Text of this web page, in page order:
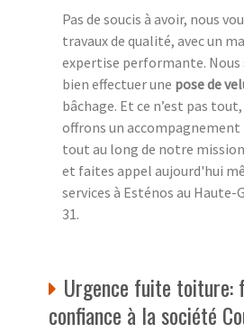
Pas de soucis à avoir, nous
travaux de qualité, avec un
expertise performante. Nous
bien effectuer une pose de
bâchage. Et ce n’est pas
offrons un
tout au long de notre
et faites appel aujourd'hui
services à Esténos au Haute-
31.
Urgence fuite toiture:
confiance à la société